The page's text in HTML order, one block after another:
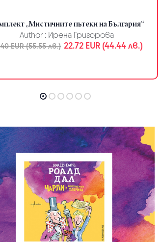
„Мистичните пътеки на България“
Author : Ирена Григорова
EUR (55.55 лв.) 22.72 EUR (44.44 лв.)